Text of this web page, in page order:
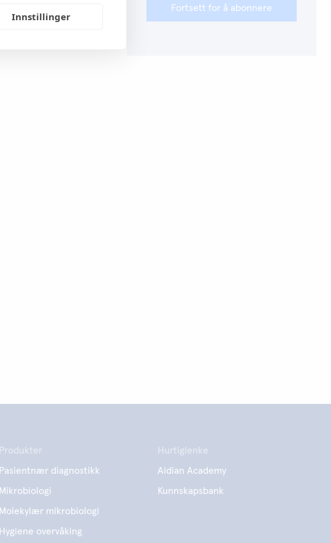
Innstillinger
Fortsett for å abonnere
Produkter
Pasientnær diagnostikk
Mikrobiologi
Molekylær mikrobiologi
Hygiene overvåking
Hurtiglenke
Aidian Academy
Kunnskapsbank